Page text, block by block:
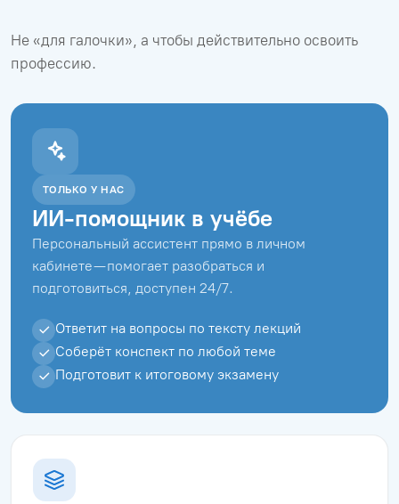
Не «для галочки», а чтобы действительно освоить
профессию.
ТОЛЬКО У НАС
ИИ-помощник в учёбе
Персональный ассистент прямо в личном
кабинете — помогает разобраться и
подготовиться, доступен 24/7.
Ответит на вопросы по тексту лекций
Соберёт конспект по любой теме
Подготовит к итоговому экзамену